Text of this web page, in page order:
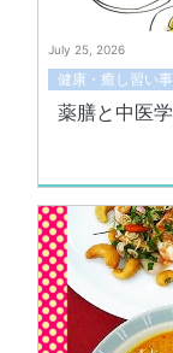
July 25, 2026
健康・癒し習い事
薬膳と中医学